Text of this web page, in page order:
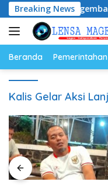
Langsung
ke
konten
Breaking News
Pengembangan
Beranda Pemerintahan
Kalis Gelar Aksi